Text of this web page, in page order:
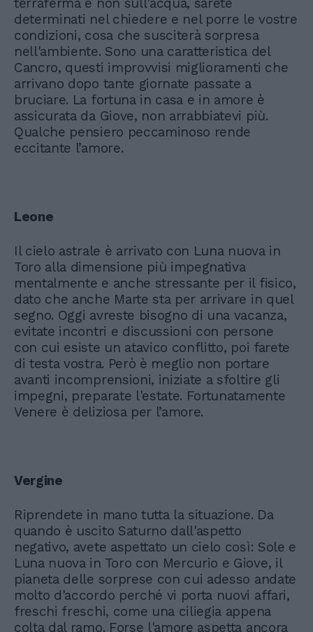
determinati nel chiedere e nel porre le vostre
condizioni, cosa che susciterà sorpresa
nell'ambiente. Sono una caratteristica del
Cancro, questi improvvisi miglioramenti che
arrivano dopo tante giornate passate a
bruciare. La fortuna in casa e in amore è
assicurata da Giove, non arrabbiatevi più.
Qualche pensiero peccaminoso rende
eccitante l’amore.
Leone
Il cielo astrale è arrivato con Luna nuova in
Toro alla dimensione più impegnativa
mentalmente e anche stressante per il fisico,
dato che anche Marte sta per arrivare in quel
segno. Oggi avreste bisogno di una vacanza,
evitate incontri e discussioni con persone
con cui esiste un atavico conflitto, poi farete
di testa vostra. Però è meglio non portare
avanti incomprensioni, iniziate a sfoltire gli
impegni, preparate l'estate. Fortunatamente
Venere è deliziosa per l’amore.
Vergine
Riprendete in mano tutta la situazione. Da
quando è uscito Saturno dall'aspetto
negativo, avete aspettato un cielo così: Sole e
Luna nuova in Toro con Mercurio e Giove, il
pianeta delle sorprese con cui adesso andate
molto d'accordo perché vi porta nuovi affari,
freschi freschi, come una ciliegia appena
colta dal ramo. Forse l'amore aspetta ancora